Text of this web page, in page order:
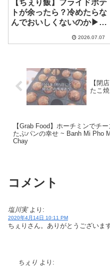
【ちぇり飯】フライドポテ
トが余ったら？冷めたらな
んでおいしくないのか▶︎美
2026.07.07
【閉
たこ
【Grab Food】ホーチミンでチ
たぷパンの幸せ ~ Banh Mi Pho
Chay
コメント
塩川実 より:
2020年4月14日 10:11 PM
ちぇりさん。ありがとうございま
ちぇり より: